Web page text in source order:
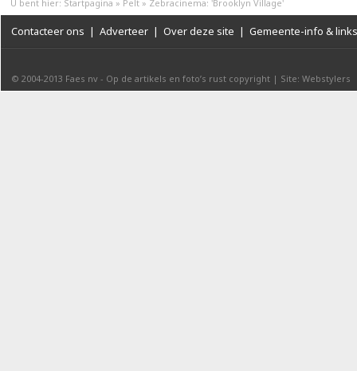
U bent hier: Startpagina » Pelt » Zebracinema: 'Brooklyn Village'
Contacteer ons | Adverteer | Over deze site | Gemeente-info & links
© 2004-2013 Faes nv - Op de artikels en foto’s rust copyright | Site: Webstylers